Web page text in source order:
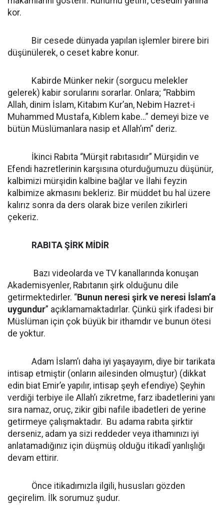
kor.
Bir cesede dünyada yapılan işlemler birere biri
düşünülerek, o ceset kabre konur.
Kabirde Münker nekir (sorgucu melekler
gelerek) kabir sorularını sorarlar. Onlara; “Rabbim
Allah, dinim İslam, Kitabım Kur’an, Nebim Hazret-i
Muhammed Mustafa, Kıblem kabe…” demeyi bize ve
bütün Müslümanlara nasip et Allah’ım” deriz.
İkinci Rabıta “Mürşit rabıtasıdır” Mürşidin ve
Efendi hazretlerinin karşısına oturduğumuzu düşünür,
kalbimizi mürşidin kalbine bağlar ve İlahi feyzin
kalbimize akmasını bekleriz. Bir müddet bu hal üzere
kalırız sonra da ders olarak bize verilen zikirleri
çekeriz.
RABITA ŞİRK MİDİR
Bazı videolarda ve TV kanallarında konuşan
Akademisyenler, Rabıtanın şirk olduğunu dile
getirmektedirler. “Bunun neresi şirk ve neresi İslam’a
uygundur” açıklamamaktadırlar. Çünkü şirk ifadesi bir
Müslüman için çok büyük bir ithamdır ve bunun ötesi
de yoktur.
Adam İslam’ı daha iyi yaşayayım, diye bir tarikata
intisap etmiştir (onların ailesinden olmuştur) (dikkat
edin biat Emir’e yapılır, intisap şeyh efendiye) Şeyhin
verdiği terbiye ile Allah’ı zikretme, farz ibadetlerini yanı
sıra namaz, oruç, zikir gibi nafile ibadetleri de yerine
getirmeye çalışmaktadır. Bu adama rabıta şirktir
derseniz, adam ya sizi reddeder veya ithamınızı iyi
anlatamadığınız için düşmüş olduğu itikadî yanlışlığı
devam ettirir.
Önce itikadımızla ilgili, hususları gözden
geçirelim. İlk sorumuz şudur.